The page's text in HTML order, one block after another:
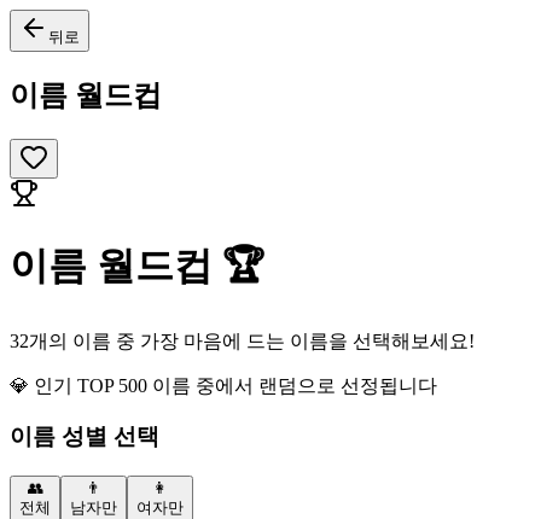
뒤로
이름 월드컵
이름 월드컵 🏆
32개의 이름 중 가장 마음에 드는 이름을 선택해보세요!
💎 인기 TOP 500 이름 중에서 랜덤으로 선정됩니다
이름 성별 선택
👥
전체
👨
남자만
👩
여자만